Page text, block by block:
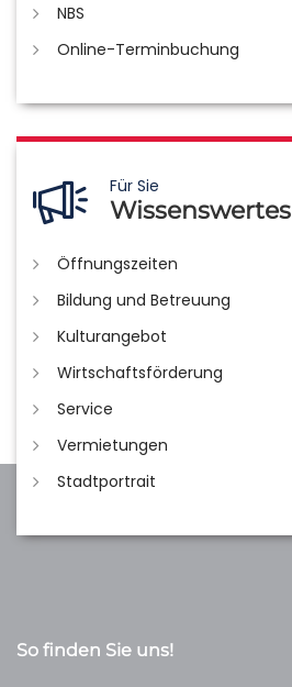
NBS
Online-Terminbuchung
Für Sie
Wissenswertes
Öffnungszeiten
Bildung und Betreuung
Kulturangebot
Wirtschaftsförderung
Service
Vermietungen
Stadtportrait
So finden Sie uns!